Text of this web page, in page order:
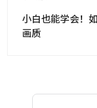
小白也能学会！
画质